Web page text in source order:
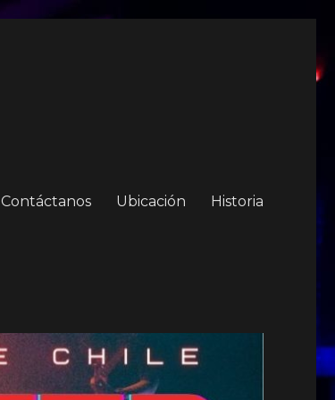
Contáctanos Ubicación Historia